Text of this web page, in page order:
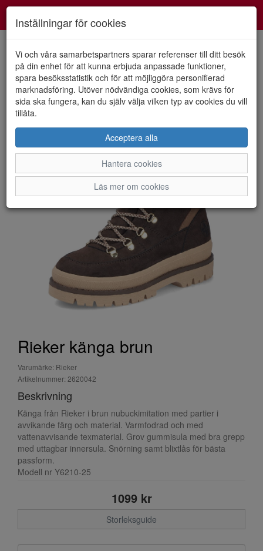
HEM RIEKER
Rieker känga brun
Varumärke: Rieker
Artikelnummer: 2620042
Beskrivning
Känga från Rieker i brun nubuckimitation med partier i
avvikande färg och material. Varmfodrad och med
vattenavvisande texmaterial. Grov gummisula med bra grepp
med uttagbar innersula. Snörning samt blixtlås för bästa
passform.
Modell nr Y6210-25
1099 kr
Storleksguide
Inställningar för cookies
Vi och våra samarbetspartners sparar referenser till ditt besök
på din enhet för att kunna erbjuda anpassade funktioner,
spara besöksstatistik och för att möjliggöra personifierad
marknadsföring. Utöver nödvändiga cookies, som krävs för
sida ska fungera, kan du själv välja vilken typ av cookies du vill
tillåta.
Acceptera alla
Hantera cookies
Läs mer om cookies